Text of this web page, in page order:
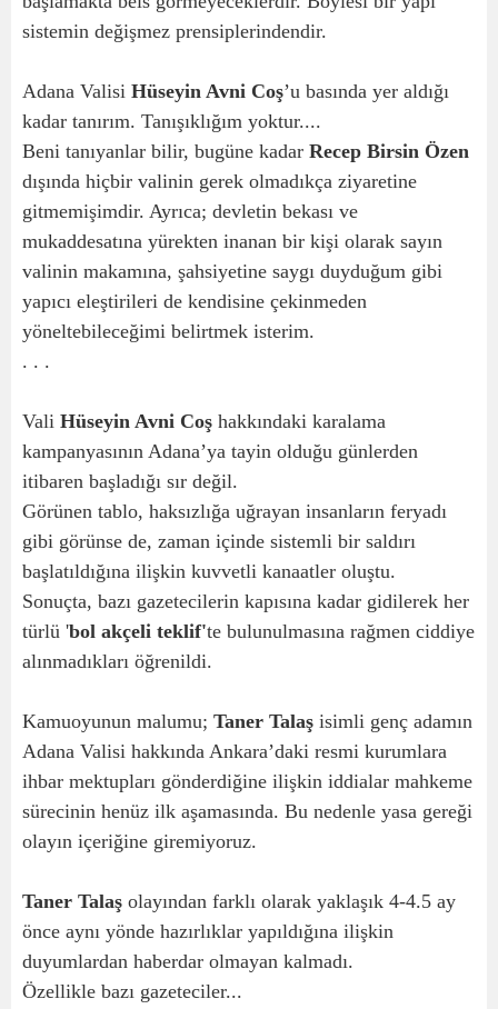
sistemin değişmez prensiplerindendir.
Adana Valisi Hüseyin Avni Coş’u basında yer aldığı
kadar tanırım. Tanışıklığım yoktur....
Beni tanıyanlar bilir, bugüne kadar Recep Birsin Özen
dışında hiçbir valinin gerek olmadıkça ziyaretine
gitmemişimdir. Ayrıca; devletin bekası ve
mukaddesatına yürekten inanan bir kişi olarak sayın
valinin makamına, şahsiyetine saygı duyduğum gibi
yapıcı eleştirileri de kendisine çekinmeden
yöneltebileceğimi belirtmek isterim.
. . .
Vali Hüseyin Avni Coş hakkındaki karalama
kampanyasının Adana’ya tayin olduğu günlerden
itibaren başladığı sır değil.
Görünen tablo, haksızlığa uğrayan insanların feryadı
gibi görünse de, zaman içinde sistemli bir saldırı
başlatıldığına ilişkin kuvvetli kanaatler oluştu.
Sonuçta, bazı gazetecilerin kapısına kadar gidilerek her
türlü 'bol akçeli teklif'te bulunulmasına rağmen ciddiye
alınmadıkları öğrenildi.
Kamuoyunun malumu; Taner Talaş isimli genç adamın
Adana Valisi hakkında Ankara’daki resmi kurumlara
ihbar mektupları gönderdiğine ilişkin iddialar mahkeme
sürecinin henüz ilk aşamasında. Bu nedenle yasa gereği
olayın içeriğine giremiyoruz.
Taner Talaş olayından farklı olarak yaklaşık 4-4.5 ay
önce aynı yönde hazırlıklar yapıldığına ilişkin
duyumlardan haberdar olmayan kalmadı.
Özellikle bazı gazeteciler...